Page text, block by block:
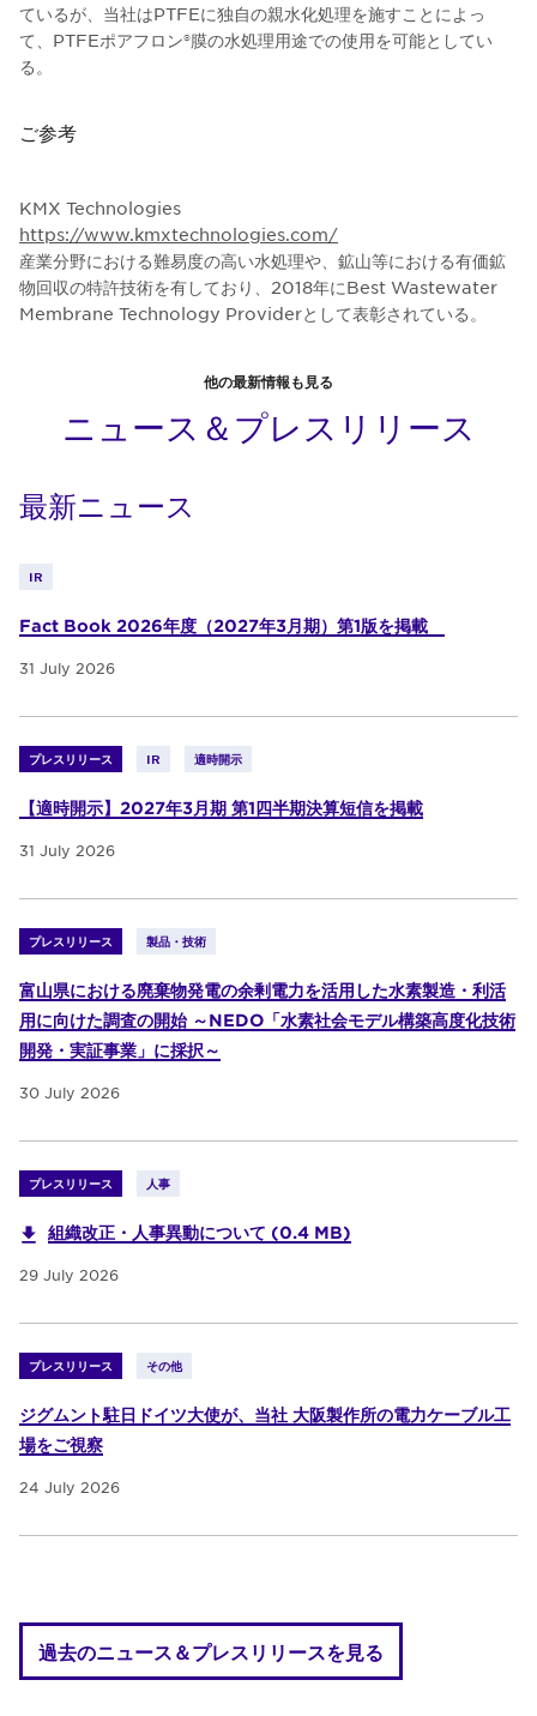
ているが、当社はPTFEに独自の親水化処理を施すことによっ
て、PTFEポアフロン®膜の水処理用途での使用を可能としてい
る。
ご参考
KMX Technologies
https://www.kmxtechnologies.com/
産業分野における難易度の高い水処理や、鉱山等における有価鉱
物回収の特許技術を有しており、2018年にBest Wastewater
Membrane Technology Providerとして表彰されている。
他の最新情報も見る
ニュース＆プレスリリース
最新ニュース
IR
Fact Book 2026年度（2027年3月期）第1版を掲載
31 July 2026
プレスリリース IR 適時開示
【適時開示】2027年3月期 第1四半期決算短信を掲載
31 July 2026
プレスリリース 製品・技術
富山県における廃棄物発電の余剰電力を活用した水素製造・利活
用に向けた調査の開始 ～NEDO「水素社会モデル構築高度化技術
開発・実証事業」に採択～
30 July 2026
プレスリリース 人事
組織改正・人事異動について (0.4 MB)
29 July 2026
プレスリリース その他
ジグムント駐日ドイツ大使が、当社 大阪製作所の電力ケーブル工
場をご視察
24 July 2026
過去のニュース＆プレスリリースを見る